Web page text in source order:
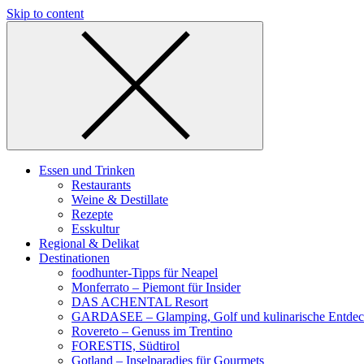
Skip to content
Essen und Trinken
Restaurants
Weine & Destillate
Rezepte
Esskultur
Regional & Delikat
Destinationen
foodhunter-Tipps für Neapel
Monferrato – Piemont für Insider
DAS ACHENTAL Resort
GARDASEE – Glamping, Golf und kulinarische
Rovereto – Genuss im Trentino
FORESTIS, Südtirol
Gotland – Inselparadies für Gourmets